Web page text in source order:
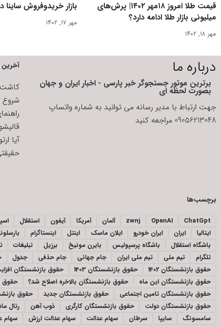
قیمت طلا امروز ۱۸مهر ۱۴۰۲| پرش‌های
میلیونی بازار طلا ادامه دارد؟
مهر ۱۸, ۱۴۰۲
بازار خریدوفروش ساینا
مهر ۱۷, ۱۴۰۲
درباره ما
برترین موتور جستجوگر خبر پارسی - اخبار ایران و جهان
بصورت لحظه ای
جهت ارتباط با مدیر رسانه می توانید به شماره واتساپ
09056213048 مراجعه کنید
آخرین
کاشت
شروع
آیا
برچسب‌ها
ChatGpt
OpenAI
zwnj آلمان آمریکا آیفون استقلال
ایتالیا
ایران ایران خودرو ایلان ماسک اینتل اینستاگرام
باشگاه استقلال
باشگاه پرسپولیس بایرن مونیخ برزیل تبلیغات
تلگرام
تیم ملی تیم ملی ایران جام جهانی جام حذفی جدول
حقوق بازنشستگان 1402
حقوق بازنشستگان 1403
حقوق بازنشستگان
حقوق بازنشستگان این ماه
حقوق بازنشستگان بالاخره اصلاح شد؟
حقوق
حقوق بازنشستگان تامین اجتماعی
حقوق بازنشستگان جدید
حقوق
حقوق بازنشستگان دولت
حقوق بازنشستگان کارگری ذوب آهن رئال
سامسونگ
سایپا سرطان سهام عدالت سهام عدالت ارزش
سهام